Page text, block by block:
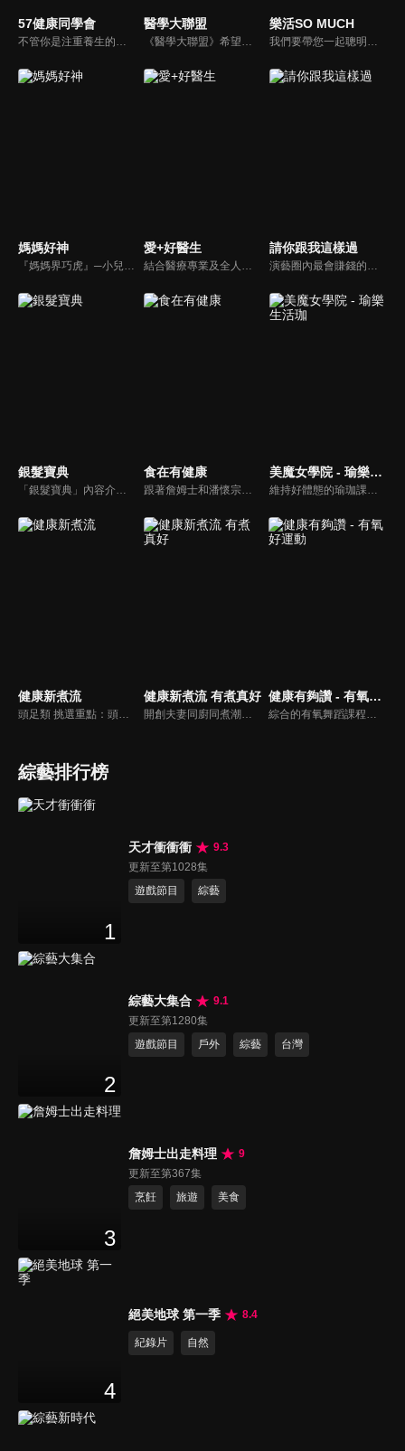
57健康同學會 醫學大聯盟 樂活SO MUCH
媽媽好神
『媽媽界巧虎』─小兒科醫師黃瑽寧，『國民媽媽』─鍾欣凌，兩人領軍擁有十八般武藝的好神媽媽團，為全台媽媽們發聲，所有育兒新知，家庭秘辛，全家大小健康，都會在《媽媽好神》一一解惑！
愛+好醫生
結合醫療專業及全人關懷的新型態節目，主持人黃瑽寧醫師親訪家庭，跨領域醫療顧問團全方位檢視，提供最完整、實用和正確的資訊來守護孩子的健康。
請你跟我這樣過
演藝圈內最會賺錢的侯昌明，以親身經歷教你理財；採訪經歷豐沛的黃文華，把所見所聞通通報你哉。不論是理財知識、兩性問題、生活資訊，完全貼近市井小民的所需所求，保證讓你生活過更好！
銀髮寶典
「銀髮寶典」內容介紹銀髮族相關的醫療知識，讓爺爺奶奶們能了解銀髮族常見的疾病、或是身體常遇到的問題，並邀請專業的醫師上節目解答，詳細深入且淺顯易懂的方式講述給各位爺爺奶奶們。為銀髮族的身體健康預防把關，讓爺爺奶奶能有一個樂活的退休生活。
食在有健康
跟著詹姆士和潘懷宗博士就能輕鬆學料理！只是品嚐美食之餘，身體健康也要懂得把關，每集都會傳授生活健康資訊，破除一般飲食迷思，讓大家吃得美味、活得健康！
美魔女學院 - 瑜樂生活珈
維持好體態的瑜珈課程，有著豐富的瑜珈姿勢，伸展筋骨舒緩全身疲勞，緊緻肌肉線條，不只能雕塑美美的身材也能夠讓身心靈都暢快健康，跟上我們的腳步一起踏上瑜樂生活珈，輕鬆好上手，快樂享瘦！
健康新煮流
頭足類 挑選重點：頭足類利用清洗時去除內臟可以降低膽固醇的攝取。挑選雙眼清澈明亮，眼球稍微凸出，肉質結實有彈性為佳。身體具透明感，觸腕或是吸盤一碰到活體就會吸附住便是新鮮的。
健康新煮流 有煮真好
開創夫妻同廚同煮潮流的KC夫婦，繼《健康醫食代》後，走出攝影棚，帶大家全台走透透，發掘上帝賞賜的美味食材，內容融合新加坡南洋風和客家純樸味，加上台灣獨特的閩南風情，互相激盪交織出的火花，打造出獨一無二的美食節目。
健康有夠讚 - 有氧好運動
綜合的有氧舞蹈課程，有著多元舞蹈搭配上輕快的音樂，踩踏著有氧的步伐，從頭到腳喚醒身體的肌肉，不只是雕塑美美的身材也能夠讓身心靈都暢快健康，跟上我們的腳步一起踏上有氧好運動，讓你更加活力滿滿，快樂享瘦！
綜藝排行榜
1
天才衝衝衝
9.3
更新至第1028集
遊戲節目
綜藝
2
綜藝大集合
9.1
更新至第1280集
遊戲節目
戶外 綜藝 台灣
3
詹姆士出走料理
9
更新至第367集
烹飪
旅遊 美食
4
絕美地球 第一季 8.4
紀錄片 自然